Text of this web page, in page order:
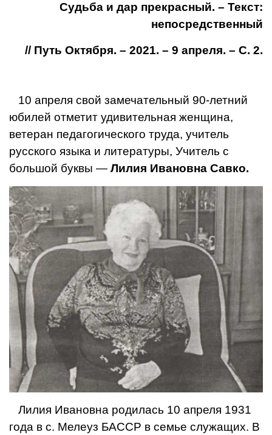
Судьба и дар прекрасный. – Текст:
непосредственный
// Путь Октября. – 2021. – 9 апреля. – С. 2.
10 апреля свой замечательный 90-летний
юбилей отметит удивительная женщина,
ветеран педагогического труда, учитель
русского языка и литературы, Учитель с
большой буквы — Лилия Ивановна Савко.
Лилия Ивановна родилась 10 апреля 1931
года в с. Мелеуз БАССР в семье служащих. В